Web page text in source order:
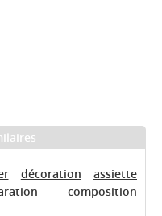
décoration
assiette
composition